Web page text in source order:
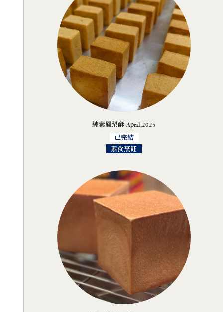
純素鳳梨酥 April,2025
已完結
素食烹飪